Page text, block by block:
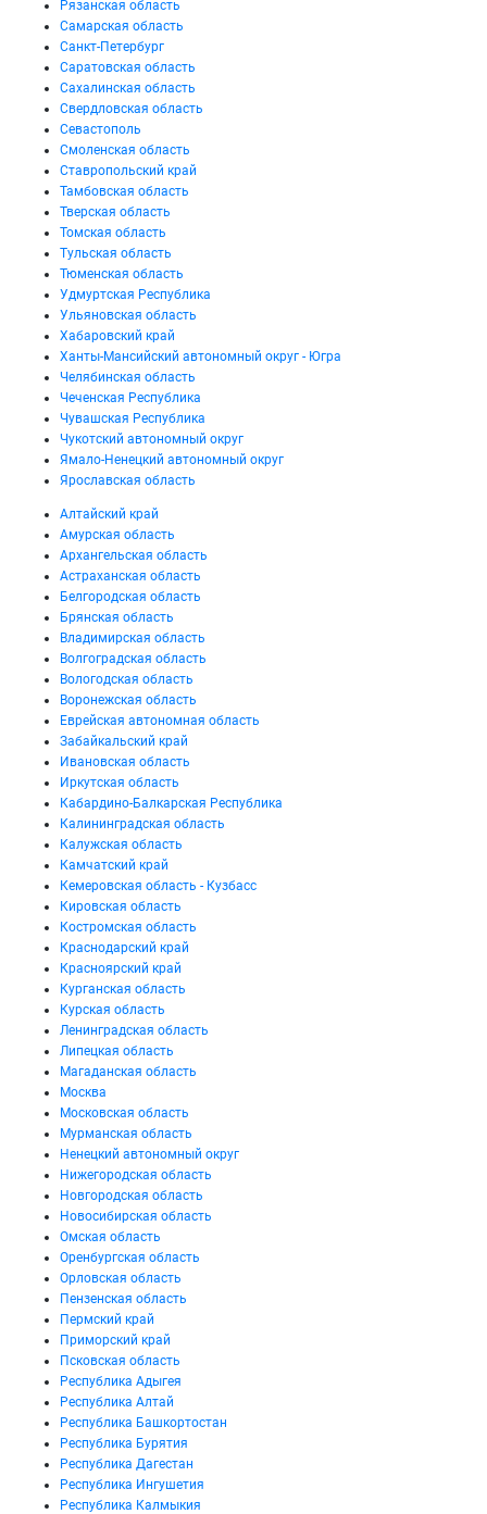
Рязанская область
Самарская область
Санкт-Петербург
Саратовская область
Сахалинская область
Свердловская область
Севастополь
Смоленская область
Ставропольский край
Тамбовская область
Тверская область
Томская область
Тульская область
Тюменская область
Удмуртская Республика
Ульяновская область
Хабаровский край
Ханты-Мансийский автономный округ - Югра
Челябинская область
Чеченская Республика
Чувашская Республика
Чукотский автономный округ
Ямало-Ненецкий автономный округ
Ярославская область
Алтайский край
Амурская область
Архангельская область
Астраханская область
Белгородская область
Брянская область
Владимирская область
Волгоградская область
Вологодская область
Воронежская область
Еврейская автономная область
Забайкальский край
Ивановская область
Иркутская область
Кабардино-Балкарская Республика
Калининградская область
Калужская область
Камчатский край
Кемеровская область - Кузбасс
Кировская область
Костромская область
Краснодарский край
Красноярский край
Курганская область
Курская область
Ленинградская область
Липецкая область
Магаданская область
Москва
Московская область
Мурманская область
Ненецкий автономный округ
Нижегородская область
Новгородская область
Новосибирская область
Омская область
Оренбургская область
Орловская область
Пензенская область
Пермский край
Приморский край
Псковская область
Республика Адыгея
Республика Алтай
Республика Башкортостан
Республика Бурятия
Республика Дагестан
Республика Ингушетия
Республика Калмыкия